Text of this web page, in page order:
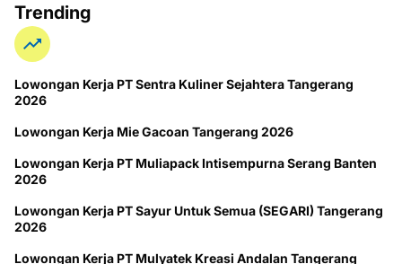
Trending
Lowongan Kerja PT Sentra Kuliner Sejahtera Tangerang
2026
Lowongan Kerja Mie Gacoan Tangerang 2026
Lowongan Kerja PT Muliapack Intisempurna Serang Banten
2026
Lowongan Kerja PT Sayur Untuk Semua (SEGARI) Tangerang
2026
Lowongan Kerja PT Mulyatek Kreasi Andalan Tangerang